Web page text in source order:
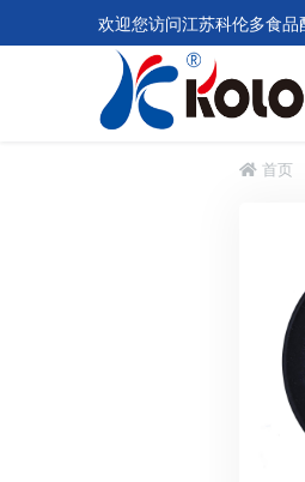
欢迎您访问江苏科伦多食品
首页